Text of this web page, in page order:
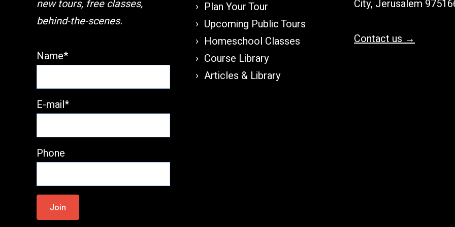
new tours, free classes,
behind-the-scenes.
Name*
E-mail*
Phone
Please
leave
Plan Your Tour
Upcoming Public Tours
Homeschool Classes
Course Library
Articles & Library
City, Jerusalem
Contact us →